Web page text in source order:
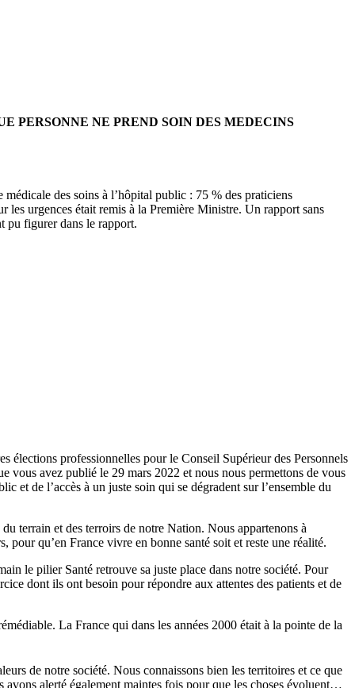
PERSONNE NE PREND SOIN DES MEDECINS
des soins à l’hôpital public : 75 % des praticiens
les urgences était remis à la Première Ministre. Un rapport sans
pu figurer dans le rapport.
professionnelles pour le Conseil Supérieur des Personnels
vous avez publié le 29 mars 2022 et nous nous permettons de vous
et de l’accès à un juste soin qui se dégradent sur l’ensemble du
terrain et des terroirs de notre Nation. Nous appartenons à
qu’en France vivre en bonne santé soit et reste une réalité.
le pilier Santé retrouve sa juste place dans notre société. Pour
dont ils ont besoin pour répondre aux attentes des patients et de
La France qui dans les années 2000 était à la pointe de la
de notre société. Nous connaissons bien les territoires et ce que
alerté également maintes fois pour que les choses évoluent…